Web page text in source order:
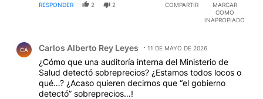
RESPONDER 2 2 COMPARTIR
MARCAR
COMO
INAPROPIADO
CA Carlos Alberto Rey Leyes 11 DE MAYO DE 2026
¿Cómo que una auditoría interna del Ministerio de
Salud detectó sobreprecios? ¿Estamos todos locos o
qué…? ¿Acaso quieren decirnos que “el gobierno
detectó” sobreprecios…!